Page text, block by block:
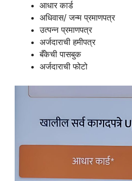
आधार कार्ड
अधिवास/ जन्म प्रमाणपत्र
उत्पन्न प्रमाणपत्र
अर्जदाराची हमीपत्र
बँकेची पासबुक
अर्जदाराची फोटो